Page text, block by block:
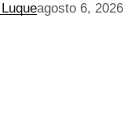
agosto 6, 2026